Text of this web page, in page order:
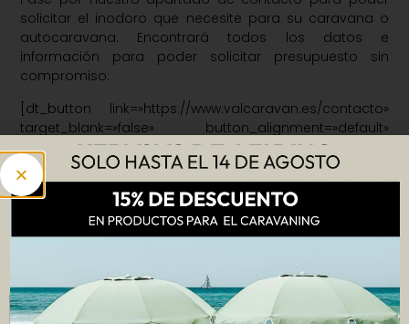
solicitar el inodoro que necesite para su caravana o
autocaravana. Encontrará todos los datos e
información para poder solicitar presupuesto sin
compromiso:
[dt_button link=»https://www.valcaravan.es/contacto»
target_blank=»false» button_alignment=»default»
animation=»fadeIn» size=»medium» style=»default»
bg_color_style=»default»
bg_hover_color_style=»default»
text_color_style=»default»
text_hover_color_style=»default» icon=»fa fa-envelope»
icon_align=»left»] CONTACTE CON